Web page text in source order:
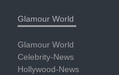
Glamour World
Glamour World
Celebrity-News
Hollywood-News